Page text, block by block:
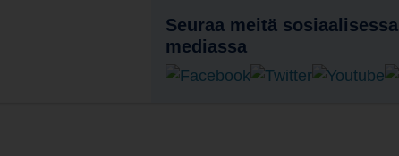
Seuraa meitä sosiaalisessa
mediassa